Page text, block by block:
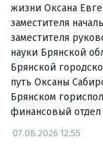
жизни Оксана
заместителя
заместителя
науки Брянской
Брянской
путь Оксаны
Брянском
финансовый отдел
07.08.2026 12:55